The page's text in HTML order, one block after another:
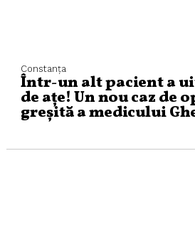
Constanța
Într-un alt pacient a
de ațe! Un nou caz de
greșită a medicului